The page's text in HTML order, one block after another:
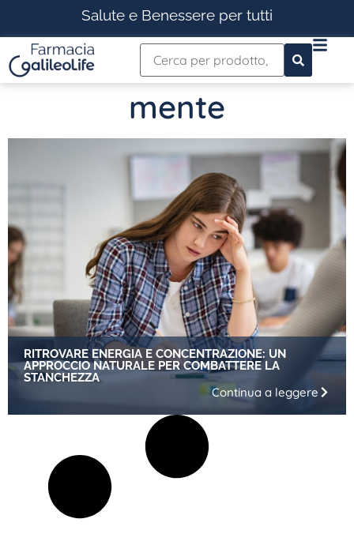
Salute e Benessere per tutti
mente
RITROVARE ENERGIA E CONCENTRAZIONE: UN
APPROCCIO NATURALE PER COMBATTERE LA
STANCHEZZA
Continua a leggere